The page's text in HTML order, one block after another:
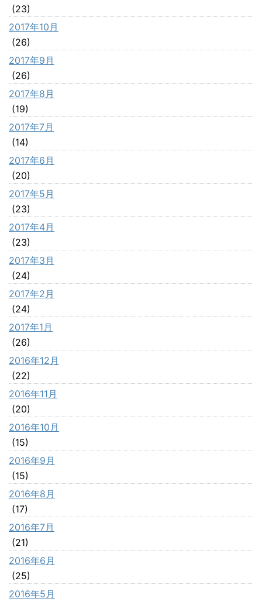
(23)
2017年10月
(26)
2017年9月
(26)
2017年8月
(19)
2017年7月
(14)
2017年6月
(20)
2017年5月
(23)
2017年4月
(23)
2017年3月
(24)
2017年2月
(24)
2017年1月
(26)
2016年12月
(22)
2016年11月
(20)
2016年10月
(15)
2016年9月
(15)
2016年8月
(17)
2016年7月
(21)
2016年6月
(25)
2016年5月